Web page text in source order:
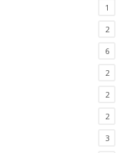
1
2
6
2
2
2
3